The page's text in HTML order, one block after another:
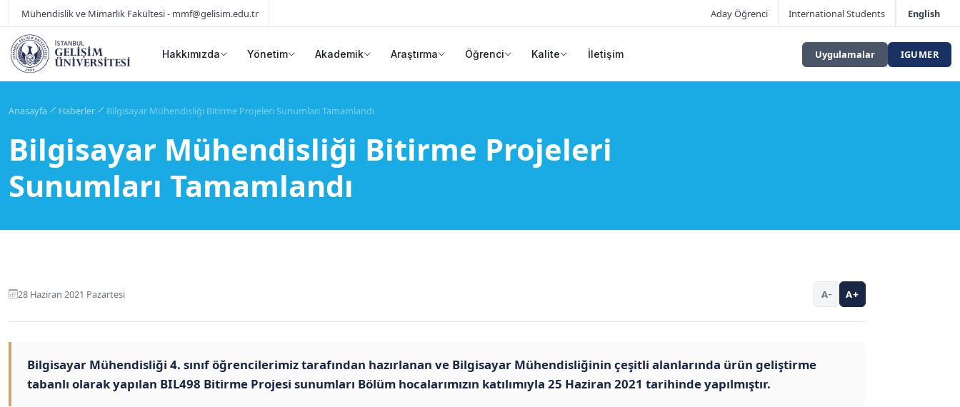
Mühendislik ve Mimarlık Fakültesi - mmf@gelisim.edu.tr Aday Öğrenci International Students English
Hakkımızda Yönetim Akademik Araştırma Öğrenci Kalite İletişim Uygulamalar IGUMER
Anasayfa Haberler Bilgisayar Mühendisliği Bitirme Projeleri Sunumları Tamamlandı
Bilgisayar Mühendisliği Bitirme Projeleri
Sunumları Tamamlandı
28 Haziran 2021 Pazartesi A- A+
Bilgisayar Mühendisliği 4. sınıf öğrencilerimiz tarafından hazırlanan ve Bilgisayar Mühendisliğinin çeşitli alanlarında ürün geliştirme
tabanlı olarak yapılan BIL498 Bitirme Projesi sunumları Bölüm hocalarımızın katılımıyla 25 Haziran 2021 tarihinde yapılmıştır.